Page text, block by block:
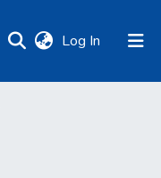
Log In (current)